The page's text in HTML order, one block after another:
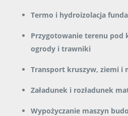
Termo i hydroizolacja
Przygotowanie terenu pod
ogrody i trawniki
Transport kruszyw, ziemi i
Załadunek i rozładunek
Wypożyczanie maszyn